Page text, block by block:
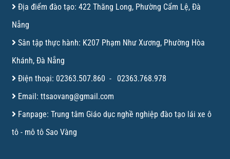
Địa điểm đào tạo: 422 Thăng Long, Phường Cẩm Lệ, Đà
Nẵng
Sân tập thực hành: K207 Phạm Như Xương, Phường Hòa
Khánh, Đà Nẵng
Điện thoại: 02363.507.860 - 02363.768.978
Email: ttsaovang@gmail.com
Fanpage: Trung tâm Giáo dục nghề nghiệp đào tạo lái xe ô
tô - mô tô Sao Vàng